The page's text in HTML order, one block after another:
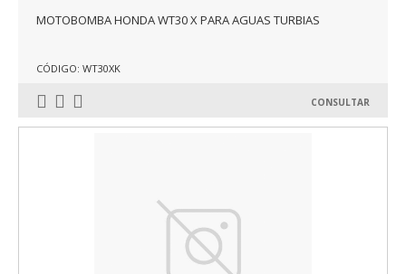
MOTOBOMBA HONDA WT30 X PARA AGUAS TURBIAS
CÓDIGO: WT30XK
CONSULTAR